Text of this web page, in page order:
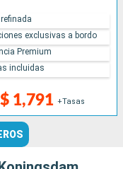
1,791 +Tasas
exclusivas a bordo
Premium
incluidas